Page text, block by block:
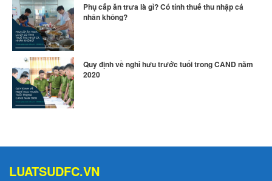
Phụ cấp ăn trưa là gì? Có tính thuế thu nhập cá
nhân không?
Quy định về nghỉ hưu trước tuổi trong CAND năm
2020
LUATSUDFC.VN